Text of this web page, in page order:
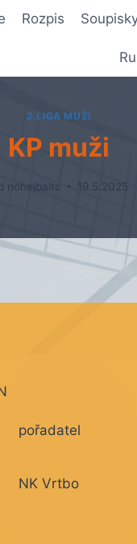
Rozpis
2.LIGA MUŽI
KP muži
nohejbaltc 19.5.2025
pořadatel
NK Vrtbo